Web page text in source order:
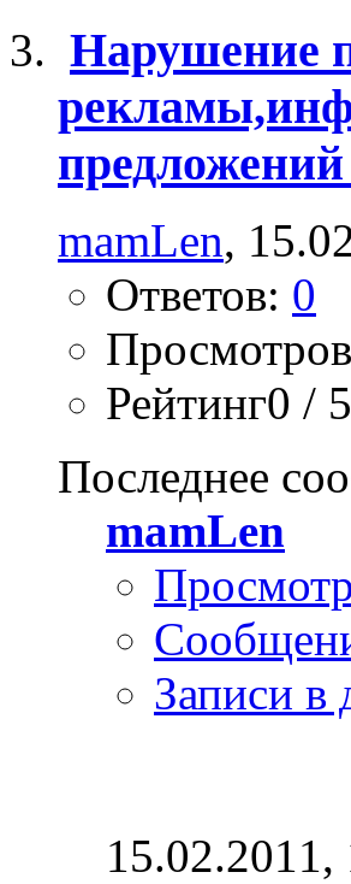
Нарушение
mamLen,
Ответов: 0
Рейтинг0 / 5
Последнее
mamLen
Записи в
15.02.2011,